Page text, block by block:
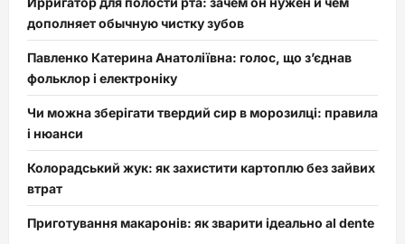
дополняет обычную чистку зубов
Павленко Катерина Анатоліївна: голос, що з’єднав
фольклор і електроніку
Чи можна зберігати твердий сир в морозилці: правила
і нюанси
Колорадський жук: як захистити картоплю без зайвих
втрат
Приготування макаронів: як зварити ідеально al dente